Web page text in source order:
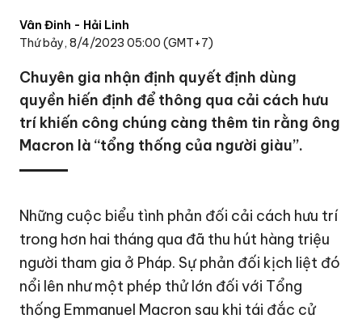
Vân Đinh - Hải Linh
Thứ bảy, 8/4/2023 05:00 (GMT+7)
Chuyên gia nhận định quyết định dùng
quyền hiến định để thông qua cải cách hưu
trí khiến công chúng càng thêm tin rằng ông
Macron là “tổng thống của người giàu”.
Những cuộc biểu tình phản đối cải cách hưu trí
trong hơn hai tháng qua đã thu hút hàng triệu
người tham gia ở Pháp. Sự phản đối kịch liệt đó
nổi lên như một phép thử lớn đối với Tổng
thống Emmanuel Macron sau khi tái đắc cử